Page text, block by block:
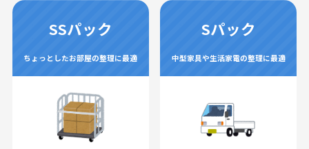
SSパック
ちょっとしたお部屋の整理に最適
Sパック
中型家具や生活家電の整理に最適